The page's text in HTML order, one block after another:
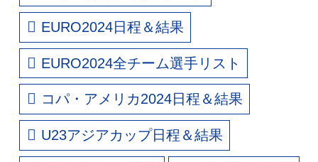
EURO2024日程＆結果
EURO2024全チーム選手リスト
コパ・アメリカ2024日程＆結果
U23アジアカップ日程＆結果